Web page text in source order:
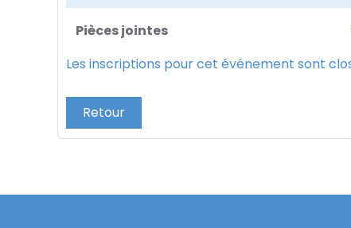
Pièces jointes
Les inscriptions pour cet événement sont
Retour